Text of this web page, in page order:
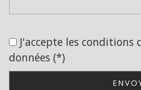
École primaire
Mairie
J'accepte les
données (*)